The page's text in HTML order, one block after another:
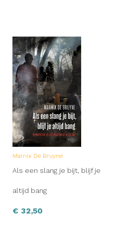
Marnix De Bruyne
Als een slang je bijt, blijf je
altijd bang
€ 32,50